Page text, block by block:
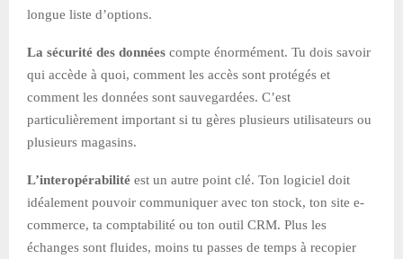
longue liste d’options.
La sécurité des données compte énormément. Tu dois savoir
qui accède à quoi, comment les accès sont protégés et
comment les données sont sauvegardées. C’est
particulièrement important si tu gères plusieurs utilisateurs ou
plusieurs magasins.
L’interopérabilité est un autre point clé. Ton logiciel doit
idéalement pouvoir communiquer avec ton stock, ton site e-
commerce, ta comptabilité ou ton outil CRM. Plus les
échanges sont fluides, moins tu passes de temps à recopier